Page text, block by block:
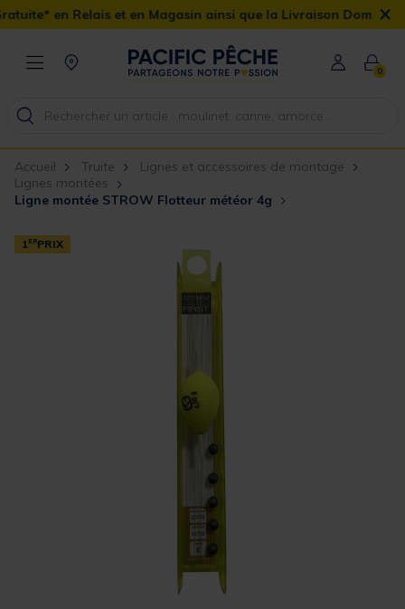
et en Magasin ainsi que la Livraison Domicile offerte dès 90€
×
0
Accueil Truite
Lignes et accessoires de montage
Lignes montées
Ligne montée STROW Flotteur météor 4g
1ERPRIX